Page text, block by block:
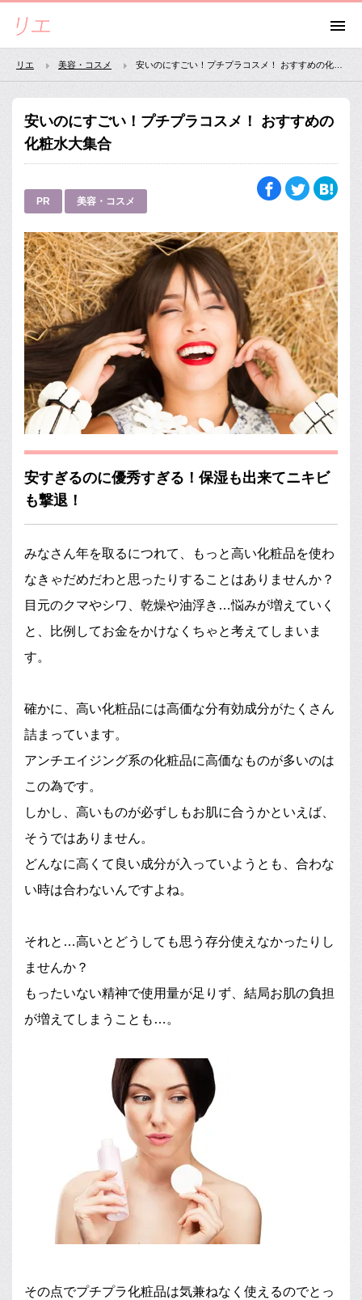
リエ 美容・コスメ
安いのにすごい！プチプラコスメ！ おすすめの
化粧水大集合
PR 美容・コスメ
安すぎるのに優秀すぎる！保湿も出来てニキビ
も撃退！
みなさん年を取るにつれて、もっと高い化粧品を使わ
なきゃだめだわと思ったりすることはありませんか？
目元のクマやシワ、乾燥や油浮き…悩みが増えていく
と、比例してお金をかけなくちゃと考えてしまいま
す。
確かに、高い化粧品には高価な分有効成分がたくさん
詰まっています。
アンチエイジング系の化粧品に高価なものが多いのは
この為です。
しかし、高いものが必ずしもお肌に合うかといえば、
そうではありません。
どんなに高くて良い成分が入っていようとも、合わな
い時は合わないんですよね。
それと…高いとどうしても思う存分使えなかったりし
ませんか？
もったいない精神で使用量が足りず、結局お肌の負担
が増えてしまうことも…。
その点でプチプラ化粧品は気兼ねなく使えるのでとっ